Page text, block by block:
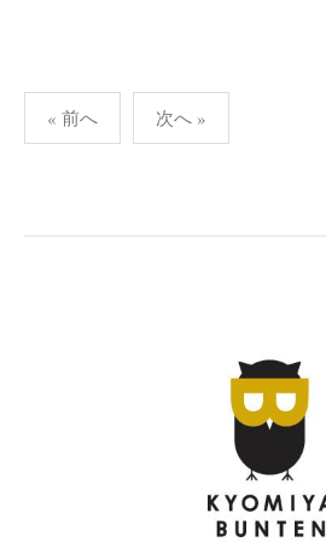
稿
« 前へ 次へ »